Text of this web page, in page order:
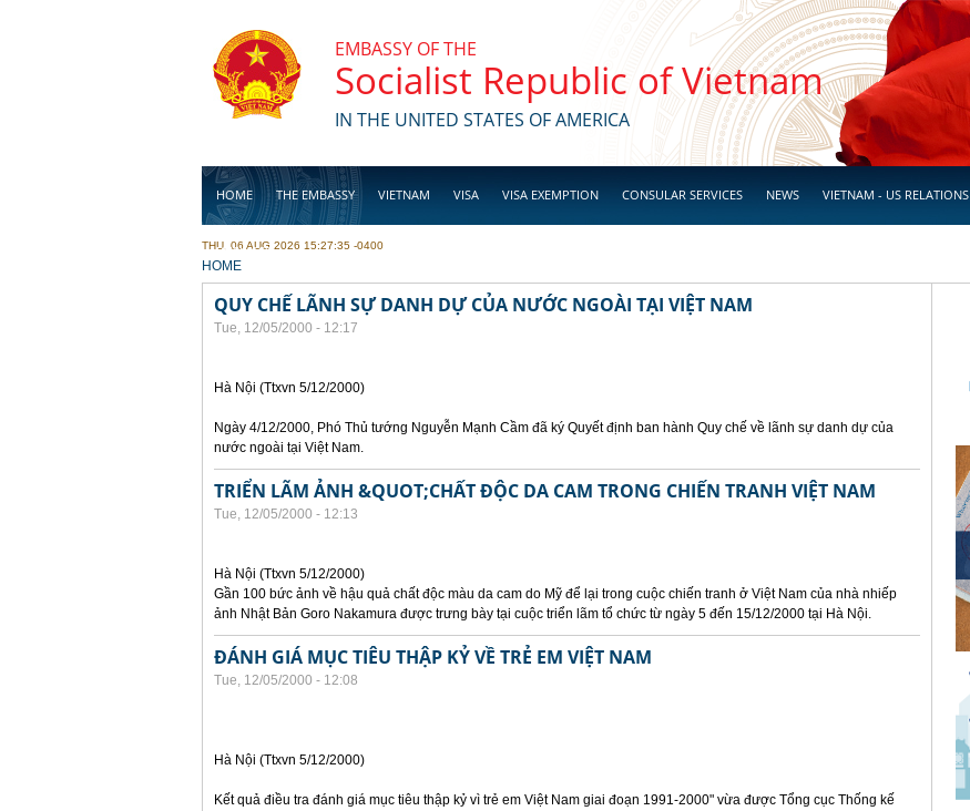
EMBASSY OF THE
Socialist Republic of Vietnam
IN THE UNITED STATES OF AMERICA
HOME THE EMBASSY VIETNAM VISA VISA EXEMPTION CONSULAR SERVICES NEWS VIETNAM - US RELATIONS
BUSINESS
THU, 06 AUG 2026 15:27:35 -0400
YOU ARE HERE
HOME
QUY CHẾ LÃNH SỰ DANH DỰ CỦA NƯỚC NGOÀI TẠI VIỆT NAM
Tue, 12/05/2000 - 12:17
Hà Nội (Ttxvn 5/12/2000)
Ngày 4/12/2000, Phó Thủ tướng Nguyễn Mạnh Cầm đã ký Quyết định ban hành Quy chế về lãnh sự danh dự của
nước ngoài tại Việt Nam.
TRIỂN LÃM ẢNH &QUOT;CHẤT ĐỘC DA CAM TRONG CHIẾN TRANH VIỆT NAM
Tue, 12/05/2000 - 12:13
Hà Nội (Ttxvn 5/12/2000)
Gần 100 bức ảnh về hậu quả chất độc màu da cam do Mỹ để lại trong cuộc chiến tranh ở Việt Nam của nhà nhiếp
ảnh Nhật Bản Goro Nakamura được trưng bày tại cuộc triển lãm tổ chức từ ngày 5 đến 15/12/2000 tại Hà Nội.
ĐÁNH GIÁ MỤC TIÊU THẬP KỶ VỀ TRẺ EM VIỆT NAM
Tue, 12/05/2000 - 12:08
Hà Nội (Ttxvn 5/12/2000)
Kết quả điều tra đánh giá mục tiêu thập kỷ vì trẻ em Việt Nam giai đoạn 1991-2000" vừa được Tổng cục Thống kế